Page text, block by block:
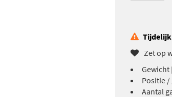
Zet op
Gewicht
Positie /
Aantal